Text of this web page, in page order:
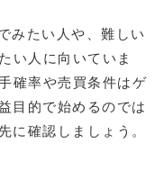
みたい人や、難しい
い人に向いていま
確率や売買条件はゲ
目的で始めるのでは
に確認しましょう。